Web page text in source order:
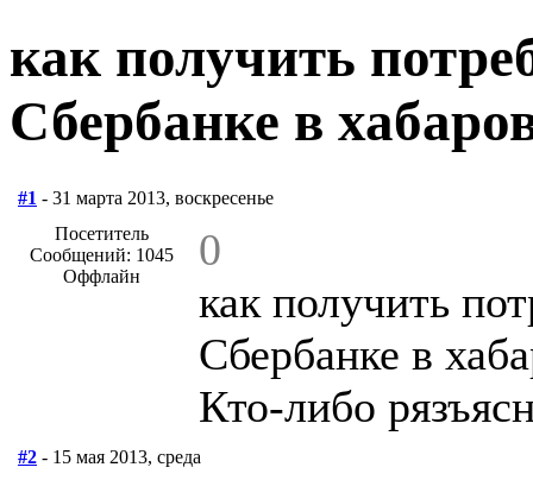
как получить
Сбербанке в
#1 - 31 марта 2013, воскресенье
Посетитель
Сообщений: 1045
Оффлайн
0
как получить
Сбербанке в
Кто-либо
#2 - 15 мая 2013, среда